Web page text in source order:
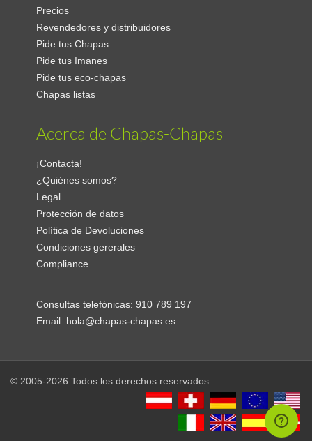
Precios
Revendedores y distribuidores
Pide tus Chapas
Pide tus Imanes
Pide tus eco-chapas
Chapas listas
Acerca de Chapas-Chapas
¡Contacta!
¿Quiénes somos?
Legal
Protección de datos
Política de Devoluciones
Condiciones gererales
Compliance
Consultas telefónicas:910 789 197
Email: hola@chapas-chapas.es
© 2005-2026 Todos los derechos reservados.